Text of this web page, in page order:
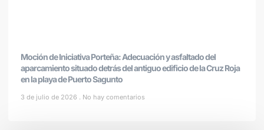
Moción de Iniciativa Porteña: Adecuación y asfaltado del
aparcamiento situado detrás del antiguo edificio de la Cruz Roja
en la playa de Puerto Sagunto
3 de julio de 2026 No hay comentarios